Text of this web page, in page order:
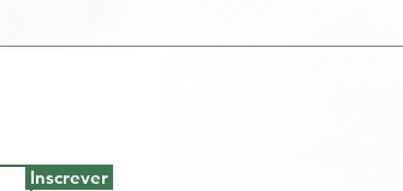
Inscrever